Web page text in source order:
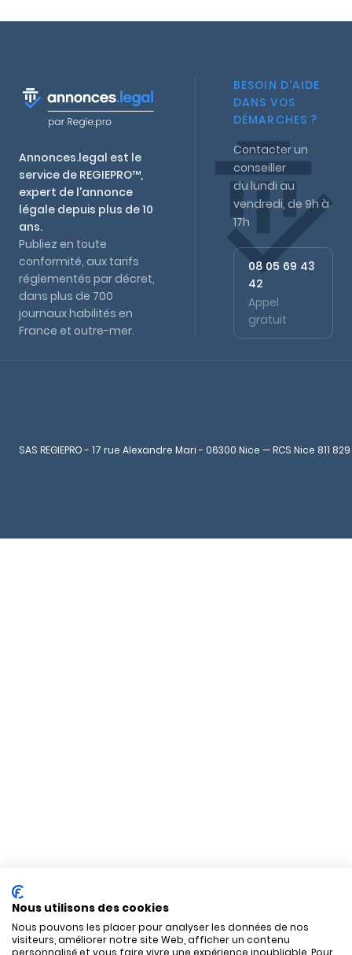
Annonces.legal est le
service de REGIEPRO™,
expert de l'annonce
légale depuis plus de 10
ans.
Publiez en toute
conformité, aux tarifs
réglementés par décret,
dans plus de 700
journaux habilités en
France et outre-mer.
BESOIN D'AIDE
DANS VOS
DÉMARCHES ?
Contacter un
conseiller
du lundi au
vendredi, de 9h à
17h
08 05 69 43
42
Appel
gratuit
SAS REGIEPRO - 17 rue Alexandre Mari - 06300 Nice — RCS Nice 811
Nous utilisons des cookies
Nous pouvons les placer pour analyser les données de nos
visiteurs, améliorer notre site Web, afficher un contenu
personnalisé et vous faire vivre une expérience inoubliable. Pour